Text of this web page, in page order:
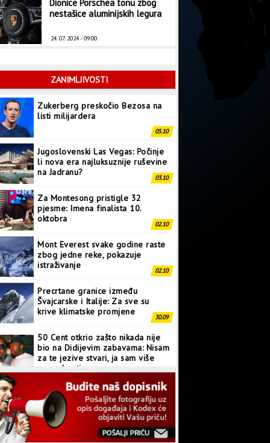
Dionice Porschea tonu zbog
nestašice aluminijskih legura
24. 07. 2024 - 09:00
ZANIMLJIVOSTI
Zukerberg preskočio Bezosa na
listi milijardera
05.10
Jugoslovenski Las Vegas: Počinje
li nova era najluksuznije ruševine
na Jadranu?
03.10
Za Montesong pristigle 32
pjesme: Imena finalista 10.
oktobra
02.10
Mont Everest svake godine raste
zbog jedne reke, pokazuje
istraživanje
02.10
Precrtane granice između
Švajcarske i Italije: Za sve su
krive klimatske promjene
30.09
50 Cent otkrio zašto nikada nije
bio na Didijevim zabavama: Nisam
za te jezive stvari, ja sam više
normalan tip
28.09
Japanci prave superkompjuter
kakav svijet još nije vidio
27.09
Linkin Park ima novu pjesmu: